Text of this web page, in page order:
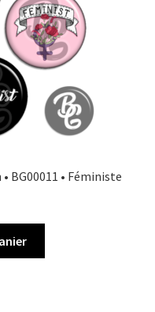
BG00011 • Féministe